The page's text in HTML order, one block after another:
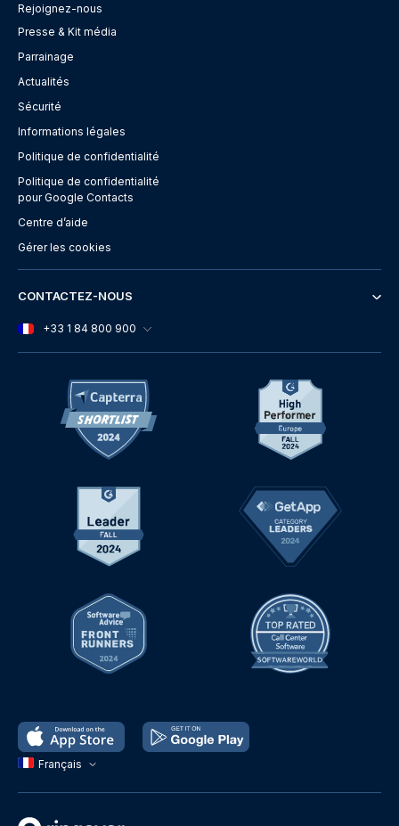
Français
Rejoignez-nous
Presse & Kit média
Parrainage
Actualités
Sécurité
Informations légales
Politique de confidentialité
Politique de confidentialité
pour Google Contacts
Centre d’aide
Gérer les cookies
CONTACTEZ-NOUS
+33 1 84 800 900